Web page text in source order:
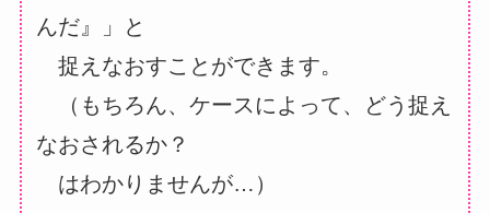
んだ』」と
捉えなおすことができます。
（もちろん、ケースによって、どう捉え
なおされるか？
はわかりませんが…）